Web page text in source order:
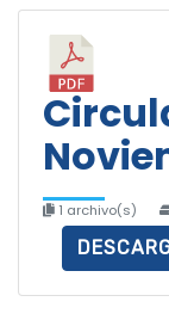
1 archivo(s)